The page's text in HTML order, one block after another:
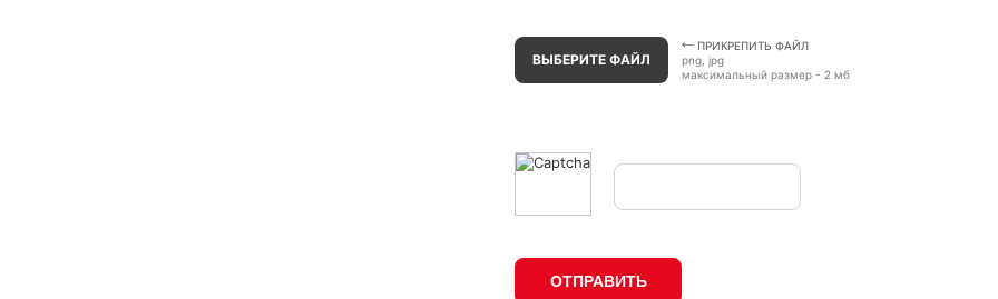
ВЫБЕРИТЕ ФАЙЛ
ПРИКРЕПИТЬ ФАЙЛ
png, jpg
максимальный размер - 2 мб